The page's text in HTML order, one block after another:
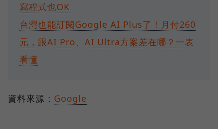
寫程式也OK
台灣也能訂閱Google AI Plus了！月付260
元，跟AI Pro、AI Ultra方案差在哪？一表
看懂
資料來源： Google